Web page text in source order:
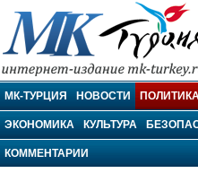
МК-Турция
МК-ТУРЦИЯ НОВОСТИ
ЭКОНОМИКА КУЛЬТУРА
КОММЕНТАРИИ